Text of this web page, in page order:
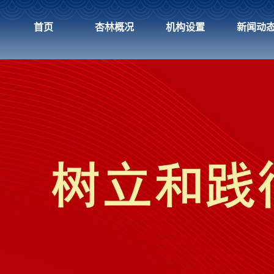
首页 杏林概况 机构设置 新闻动